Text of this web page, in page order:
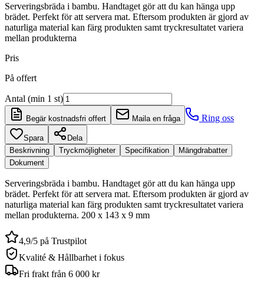
Serveringsbräda i bambu. Handtaget gör att du kan hänga upp
brädet. Perfekt för att servera mat. Eftersom produkten är gjord av
naturliga material kan färg produkten samt tryckresultatet variera
mellan produkterna
Pris
På offert
Antal (min 1 st)
Begär kostnadsfri offert Maila en fråga Ring oss
Spara
Dela
Beskrivning
Tryckmöjligheter Specifikation
Mängdrabatter
Dokument
Serveringsbräda i bambu. Handtaget gör att du kan hänga upp
brädet. Perfekt för att servera mat. Eftersom produkten är gjord av
naturliga material kan färg produkten samt tryckresultatet variera
mellan produkterna. 200 x 143 x 9 mm
4,9/5 på Trustpilot
Kvalité & Hållbarhet i fokus
Fri frakt från 6 000 kr